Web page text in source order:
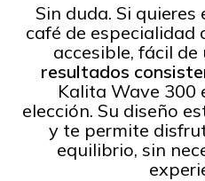
Sin duda. Si
café de especialidad
accesible, fácil de
resultados
Kalita Wave 300
elección. Su diseño
y te permite
equilibrio, sin